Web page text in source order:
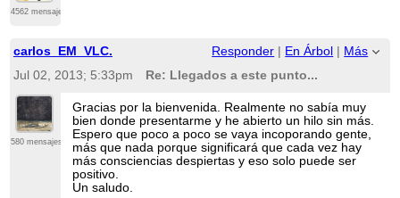
4562 mensajes
carlos_EM_VLC. Responder | En Árbol | Más
Jul 02, 2013; 5:33pm
Re: Llegados a este punto...
580 mensajes
Gracias por la bienvenida. Realmente no sabía muy
bien donde presentarme y he abierto un hilo sin más.
Espero que poco a poco se vaya incoporando gente,
más que nada porque significará que cada vez hay
más consciencias despiertas y eso solo puede ser
positivo.
Un saludo.